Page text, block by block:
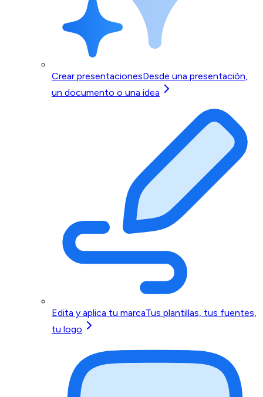
Crear presentacionesDesde una presentación,
un documento o una idea
Edita y aplica tu marcaTus plantillas, tus fuentes,
tu logo